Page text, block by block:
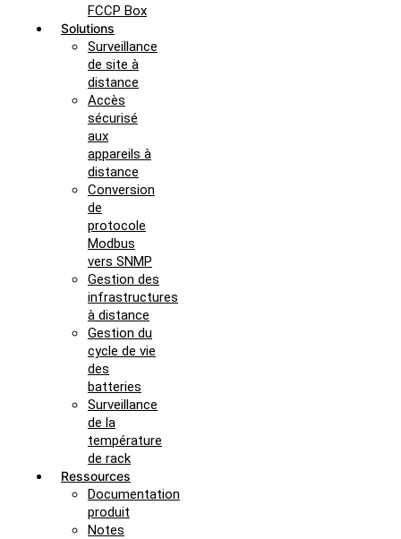
FCCP Box
Solutions
Surveillance
de site à
distance
Accès
sécurisé
aux
appareils à
distance
Conversion
de
protocole
Modbus
vers SNMP
Gestion des
infrastructures
à distance
Gestion du
cycle de vie
des
batteries
Surveillance
de la
température
de rack
Ressources
Documentation
produit
Notes